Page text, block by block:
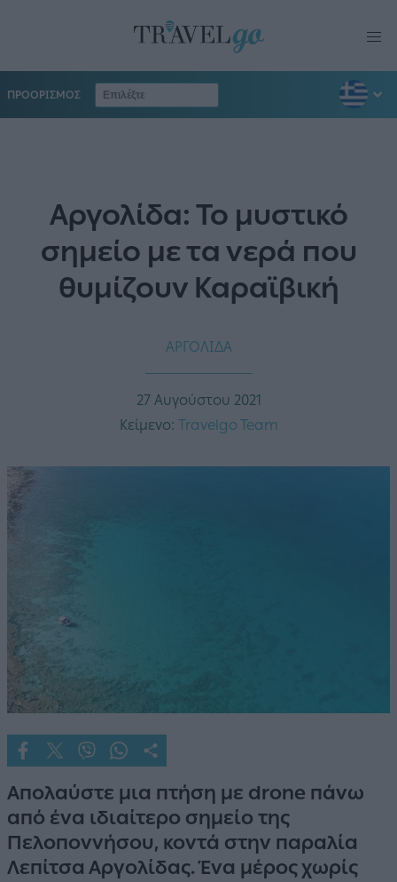
ΠΡΟΟΡΙΣΜΟΣ
Αργολίδα: Το μυστικό
σημείο με τα νερά που
θυμίζουν Καραϊβική
ΑΡΓΟΛΙΔΑ
27 Αυγούστου 2021
Κείμενο: Travelgo Team
Απολαύστε μια πτήση με drone πάνω
από ένα ιδιαίτερο σημείο της
Πελοποννήσου, κοντά στην παραλία
Λεπίτσα Αργολίδας. Ένα μέρος χωρίς